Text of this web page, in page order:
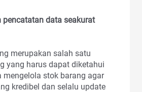
pencatatan data seakurat
merupakan salah satu
yang harus dapat diketahui
mengelola stok barang agar
kredibel dan selalu update